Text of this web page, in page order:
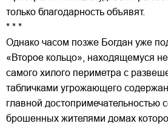
только благодарность объявят.
* * *
Однако часом позже Богдан уже
«Второе кольцо», находящемуся
самого хилого периметра с
табличками угрожающего
главной достопримечательностью
брошенных жителями домах